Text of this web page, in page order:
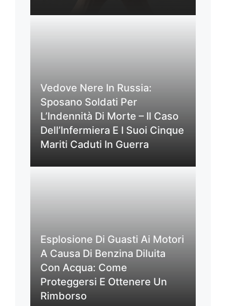
Vedove Nere In Russia:
Sposano Soldati Per
L’Indennità Di Morte – Il Caso
Dell’Infermiera E I Suoi Cinque
Mariti Caduti In Guerra
Esplosione Di Guasti Ai Motori
A Causa Di Benzina Diluita
Con Acqua: Come
Proteggersi E Ottenere Un
Rimborso